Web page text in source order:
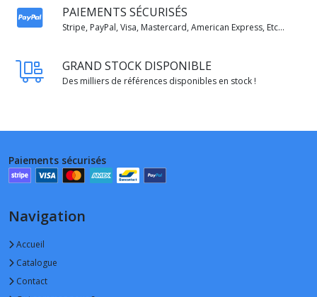
PAIEMENTS SÉCURISÉS
Stripe, PayPal, Visa, Mastercard, American Express, Etc...
GRAND STOCK DISPONIBLE
Des milliers de références disponibles en stock !
Paiements sécurisés
Navigation
Accueil
Catalogue
Contact